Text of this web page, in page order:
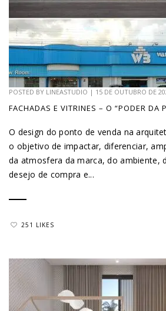
POSTED BY LINEASTUDIO | 15 DE OUTUBRO DE
FACHADAS E VITRINES – O “PODER DA
O design do ponto de venda na
o objetivo de impactar, diferenciar,
da atmosfera da marca, do ambiente,
desejo de compra e...
251 LIKES